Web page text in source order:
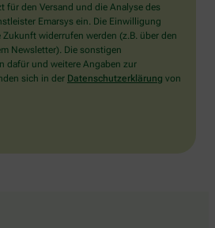
für den Versand und die Analyse des
Emarsys ein. Die Einwilligung
Zukunft widerrufen werden (z.B. über den
Newsletter). Die sonstigen
dafür und weitere Angaben zur
sich in der Datenschutzerklärung von